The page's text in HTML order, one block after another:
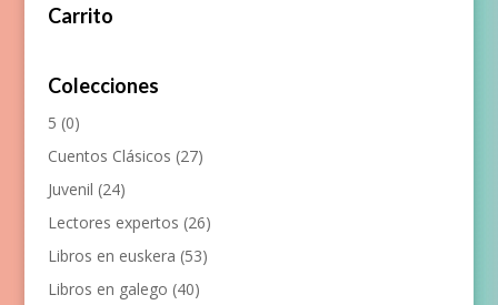
Carrito
Colecciones
5 (0)
Cuentos Clásicos (27)
Juvenil (24)
Lectores expertos (26)
Libros en euskera (53)
Libros en galego (40)